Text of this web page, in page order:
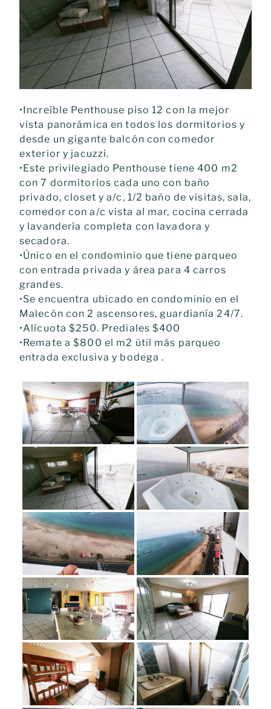
•Increíble Penthouse piso 12 con la mejor
vista panorámica en todos los dormitorios y
desde un gigante balcón con comedor
exterior y jacuzzi.
•Este privilegiado Penthouse tiene 400 m2
con 7 dormitorios cada uno con baño
privado, closet y a/c, 1/2 baño de visitas, sala,
comedor con a/c vista al mar, cocina cerrada
y lavandería completa con lavadora y
secadora.
•Único en el condominio que tiene parqueo
con entrada privada y área para 4 carros
grandes.
•Se encuentra ubicado en condominio en el
Malecón con 2 ascensores, guardianía 24/7.
•Alícuota $250. Prediales $400
•Remate a $800 el m2 útil más parqueo
entrada exclusiva y bodega .